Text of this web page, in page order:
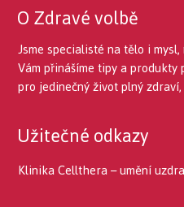
O Zdravé volbě
Jsme specialisté na tělo i
Vám přinášíme tipy a
pro jedinečný život plný
Užitečné odkazy
Klinika Cellthera – umění